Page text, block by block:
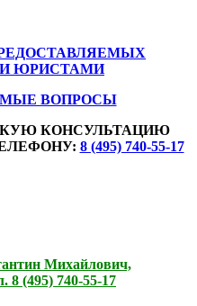
ЮРИСТАМИ
ВОПРОСЫ
КОНСУЛЬТАЦИЮ
8 (495) 740-55-17
Михайлович,
8 (495) 740-55-17